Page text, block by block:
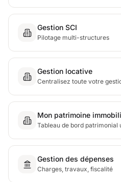
Gestion SCI
Pilotage multi-structures
Gestion locative
Centralisez toute votre
Mon patrimoine
Tableau de bord patrimonial
Gestion des dépenses
Charges, travaux, fiscalité